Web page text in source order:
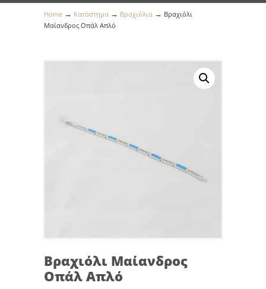
Home → Κατάστημα → Βραχιόλια → Βραχιόλι
Μαίανδρος Οπάλ Απλό
Βραχιόλι Μαίανδρος
Οπάλ Απλό